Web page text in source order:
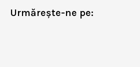
Urmărește-ne pe: